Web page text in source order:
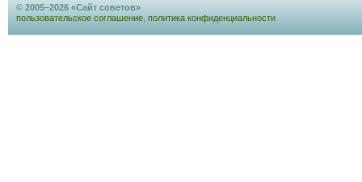
© 2005–2026 «Сайт советов»
пользовательское соглашение политика конфиденциальности